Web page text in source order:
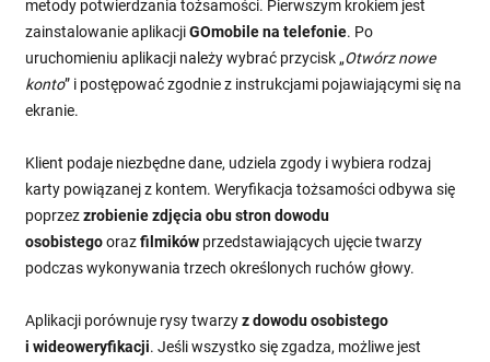
metody potwierdzania tożsamości. Pierwszym krokiem jest
zainstalowanie aplikacjiGOmobile na telefonie. Po
uruchomieniu aplikacji należy wybrać przycisk „Otwórz nowe
konto” i postępować zgodnie z instrukcjami pojawiającymi się na
ekranie.
Klient podaje niezbędne dane, udziela zgody i wybiera rodzaj
karty powiązanej z kontem. Weryfikacja tożsamości odbywa się
poprzezzrobienie zdjęcia obu stron dowodu
osobistegoorazfilmików przedstawiających ujęcie twarzy
podczas wykonywania trzech określonych ruchów głowy.
Aplikacji porównuje rysy twarzyz dowodu osobistego
i wideoweryfikacji. Jeśli wszystko się zgadza, możliwe jest